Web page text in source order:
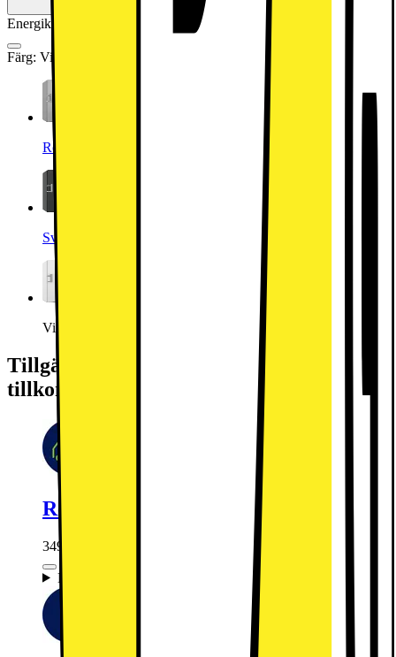
Energiklass Produktinformationsblad
Färg: Vit
Rostfritt stål
Svart
Vit
Tillgängliga tjänster: (fraktkostnad kan
tillkomma)
Retur av gammal produkt (elavfall)
349.-
Detta ingår: